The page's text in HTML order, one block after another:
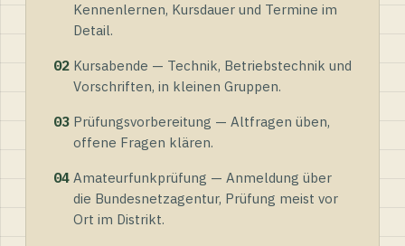
Kennenlernen, Kursdauer und Termine im
Detail.
02 Kursabende — Technik, Betriebstechnik und
Vorschriften, in kleinen Gruppen.
03 Prüfungsvorbereitung — Altfragen üben,
offene Fragen klären.
04 Amateurfunkprüfung — Anmeldung über
die Bundesnetzagentur, Prüfung meist vor
Ort im Distrikt.